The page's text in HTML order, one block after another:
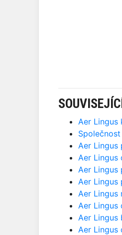
Aer Lingus
Aer Lingus
Aer Lingus
Aer Lingus
Aer Lingus
Aer Lingus
Aer Lingus
Aer Lingus
Aer Lingus